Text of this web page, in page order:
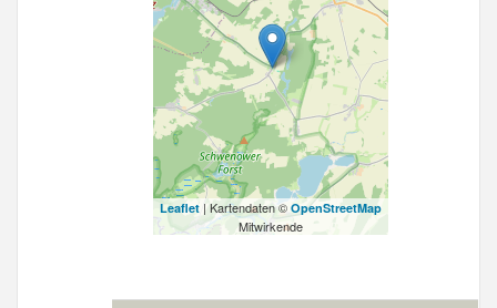
Leaflet | Kartendaten © OpenStreetMap
Mitwirkende